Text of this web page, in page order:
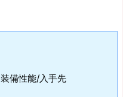
装備性能/入手先